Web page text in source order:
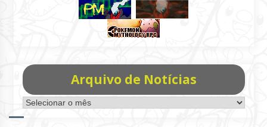
Arquivo de Notícias
Arquivo
de